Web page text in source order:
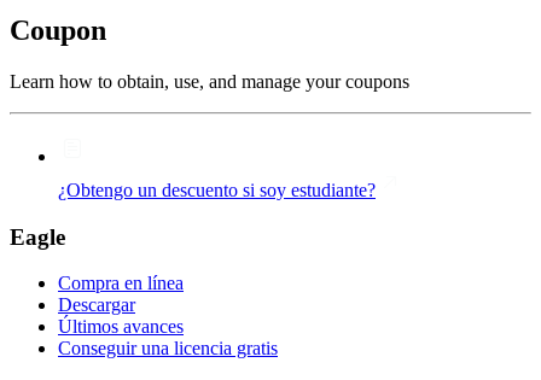
Coupon
Learn how to obtain, use, and manage your coupons
¿Obtengo un descuento si soy estudiante?
Eagle
Compra en línea
Descargar
Últimos avances
Conseguir una licencia gratis